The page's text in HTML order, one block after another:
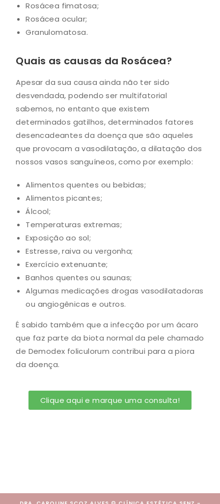
Rosácea fimatosa;
Rosácea ocular;
Granulomatosa.
Quais as causas da Rosácea?
Apesar da sua causa ainda não ter sido
desvendada, podendo ser multifatorial
sabemos, no entanto que existem
determinados gatilhos, determinados fatores
desencadeantes da doença que são aqueles
que provocam a vasodilatação, a dilatação dos
nossos vasos sanguíneos, como por exemplo:
Alimentos quentes ou bebidas;
Alimentos picantes;
Álcool;
Temperaturas extremas;
Exposição ao sol;
Estresse, raiva ou vergonha;
Exercício extenuante;
Banhos quentes ou saunas;
Algumas medicações drogas vasodilatadoras
ou angiogênicas e outros.
É sabido também que a infecção por um ácaro
que faz parte da biota normal da pele chamado
de Demodex foliculorum contribui para a piora
da doença.
Clique aqui e marque uma consulta!